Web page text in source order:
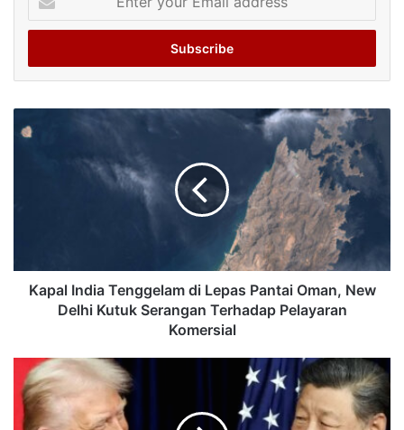
your
Email
Kapal India Tenggelam di Lepas Pantai Oman, New
Delhi Kutuk Serangan Terhadap Pelayaran
Komersial